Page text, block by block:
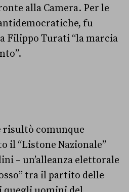
alla Camera. Per le
fu
Filippo Turati “la marcia
risultò comunque
il “Listone Nazionale”
– un’alleanza elettorale
tra il partito delle